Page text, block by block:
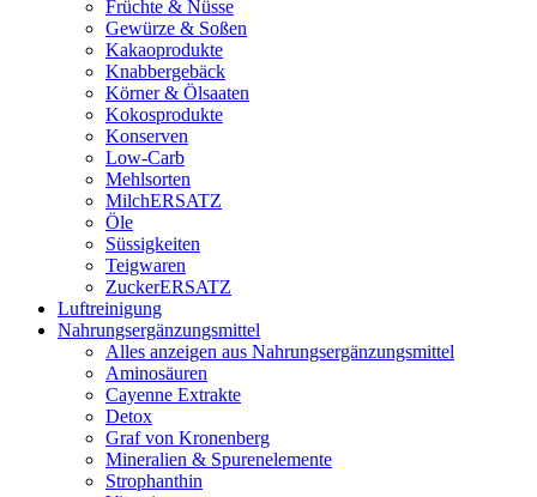
Früchte & Nüsse
Gewürze & Soßen
Kakaoprodukte
Knabbergebäck
Körner & Ölsaaten
Kokosprodukte
Konserven
Low-Carb
Mehlsorten
MilchERSATZ
Öle
Süssigkeiten
Teigwaren
ZuckerERSATZ
Luftreinigung
Nahrungsergänzungsmittel
Alles anzeigen aus Nahrungsergänzungsmittel
Aminosäuren
Cayenne Extrakte
Detox
Graf von Kronenberg
Mineralien & Spurenelemente
Strophanthin